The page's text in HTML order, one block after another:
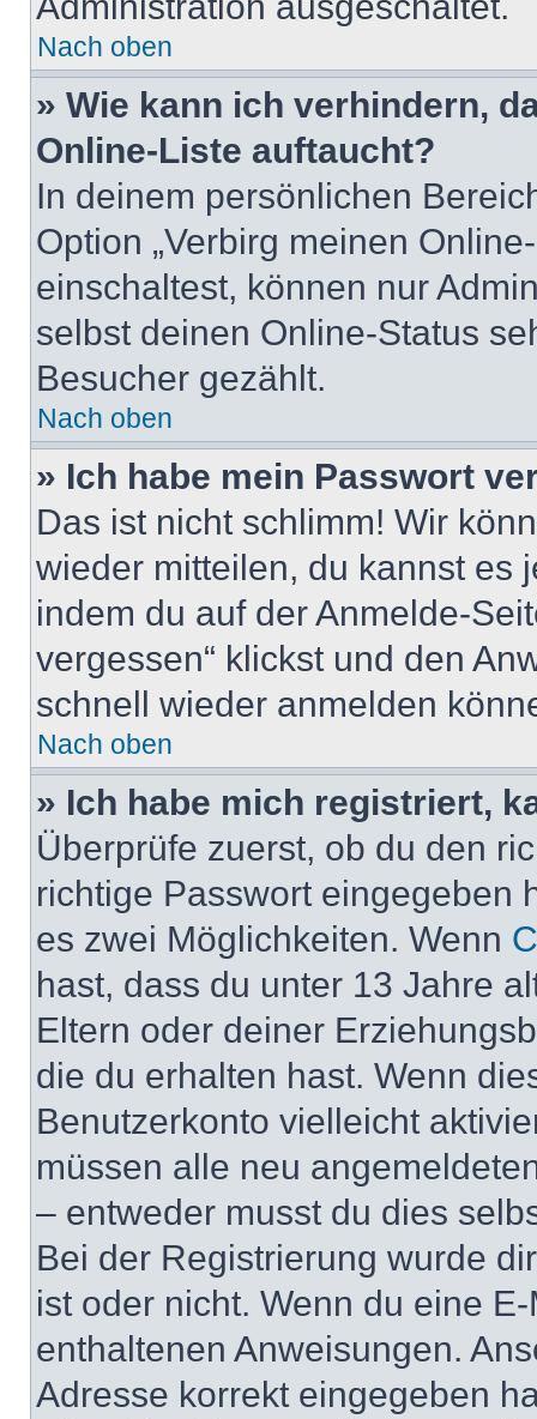
Nach oben
» Wie kann ich verhindern,
Online-Liste auftaucht?
In deinem persönlichen
Option „Verbirg meinen
einschaltest, können nur
selbst deinen Online-Status
Besucher gezählt.
Nach oben
» Ich habe mein Passwort
Das ist nicht schlimm! Wir
wieder mitteilen, du kannst es
indem du auf der Anmelde-
vergessen“ klickst und den
schnell wieder anmelden
Nach oben
» Ich habe mich registriert,
Überprüfe zuerst, ob du den
richtige Passwort eingegeben
es zwei Möglichkeiten. Wenn
hast, dass du unter 13 Jahre
Eltern oder deiner
die du erhalten hast. Wenn
Benutzerkonto vielleicht
müssen alle neu
– entweder musst du dies
Bei der Registrierung wurde
ist oder nicht. Wenn du eine
enthaltenen Anweisungen.
Adresse korrekt eingegeben